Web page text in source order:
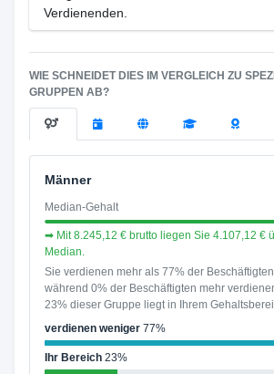
Verdienenden.
WIE SCHNEIDET DIES IM VERGLEICH ZU
GRUPPEN AB?
Männer
Median-Gehalt
➡ Mit 8.245,12 € brutto liegen Sie 4.107,12 €
Median.
Sie verdienen mehr als 77% der
während 0% der Beschäftigten mehr
23% dieser Gruppe liegt in Ihrem
verdienen weniger77%
Ihr Bereich23%